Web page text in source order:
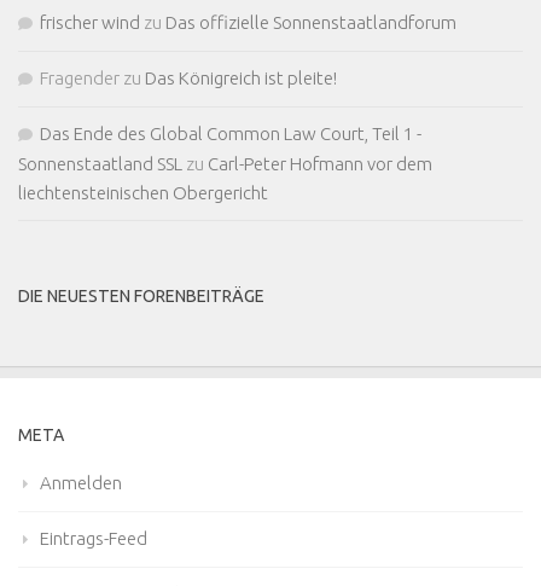
frischer wind zu Das offizielle Sonnenstaatlandforum
Fragender zu Das Königreich ist pleite!
Das Ende des Global Common Law Court, Teil 1 -
Sonnenstaatland SSL zu Carl-Peter Hofmann vor dem
liechtensteinischen Obergericht
DIE NEUESTEN FORENBEITRÄGE
META
Anmelden
Eintrags-Feed